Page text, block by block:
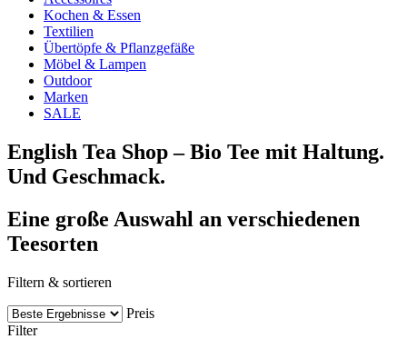
Kochen & Essen
Textilien
Übertöpfe & Pflanzgefäße
Möbel & Lampen
Outdoor
Marken
SALE
English Tea Shop – Bio Tee mit Haltung.
Und Geschmack.
Eine große Auswahl an verschiedenen
Teesorten
Filtern & sortieren
Preis
Filter